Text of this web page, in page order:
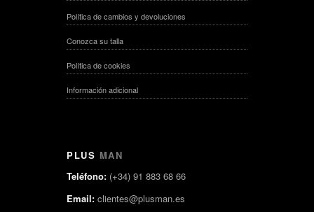
Política de cambios y devoluciones
Conozca su talla
Política de cookies
Información adicional
PLUS MAN
Teléfono: (+34) 91 883 68 66
Email: clientes@plusman.es